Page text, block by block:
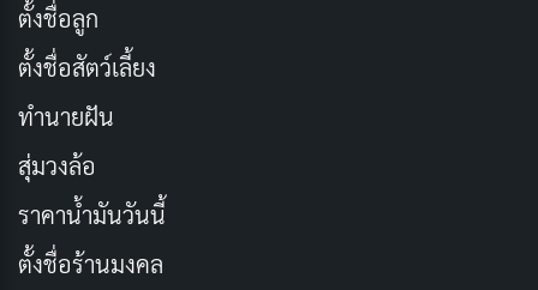
ทารก เพื่ออธิบายการที่พ่อแม่สัมผัสและกอดลูกเพื่อสร้าง
ความผูกพันในช่วงวัยต้น
เกาหลีใต้รับคำนี้เข้ามาในรูป 스킨십 (Seukinsip) และ
ขยายความหมายให้ครอบคลุมความสัมพันธ์ระหว่างผู้ใหญ่
ทุกประเภท โดยเฉพาะความสัมพันธ์แบบคู่รัก ซีรีส์เกาหลี
กลายเป็นส่วนหนึ่งของเนื้อเรื่องที่ผู้ชมรอคอยและวิเคราะห์
ตั้งชื่อลูก
ตั้งชื่อสัตว์เลี้ยง
ทำนายฝัน
สุ่มวงล้อ
ราคาน้ำมันวันนี้
ตั้งชื่อร้านมงคล